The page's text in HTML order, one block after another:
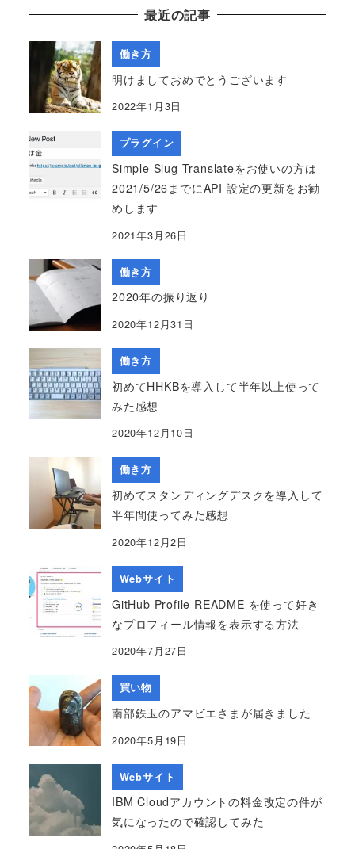
最近の記事
働き方
明けましておめでとうございます
2022年1月3日
プラグイン
Simple Slug Translateをお使いの方は
2021/5/26までにAPI 設定の更新をお勧
めします
2021年3月26日
働き方
2020年の振り返り
2020年12月31日
働き方
初めてHHKBを導入して半年以上使って
みた感想
2020年12月10日
働き方
初めてスタンディングデスクを導入して
半年間使ってみた感想
2020年12月2日
Webサイト
GitHub Profile README を使って好き
なプロフィール情報を表示する方法
2020年7月27日
買い物
南部鉄玉のアマビエさまが届きました
2020年5月19日
Webサイト
IBM Cloudアカウントの料金改定の件が
気になったので確認してみた